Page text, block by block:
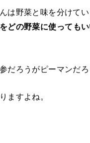
は野菜と味を分けて
どの野菜に使っても
だろうがピーマンだろ
ますよね。